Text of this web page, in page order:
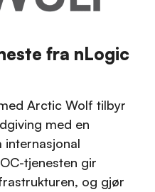
fra nLogic
Arctic Wolf tilbyr
med en
tjenesten gir
og gjør